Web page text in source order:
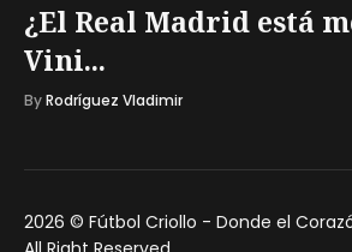
¿El Real Madrid está
Vini...
ByRodríguez Vladimir
2026 © Fútbol Criollo - Donde el